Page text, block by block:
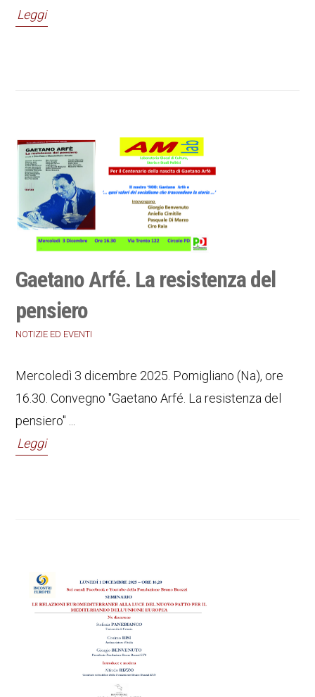
Leggi
Gaetano Arfé. La resistenza del
pensiero
NOTIZIE ED EVENTI
Mercoledì 3 dicembre 2025. Pomigliano (Na), ore
16.30. Convegno "Gaetano Arfé. La resistenza del
pensiero" ...
Leggi